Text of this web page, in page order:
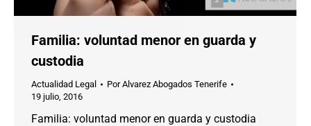
Familia: voluntad menor en guarda y
custodia
Actualidad Legal PorAlvarez Abogados Tenerife
19 julio, 2016
Familia: voluntad menor en guarda y custodia